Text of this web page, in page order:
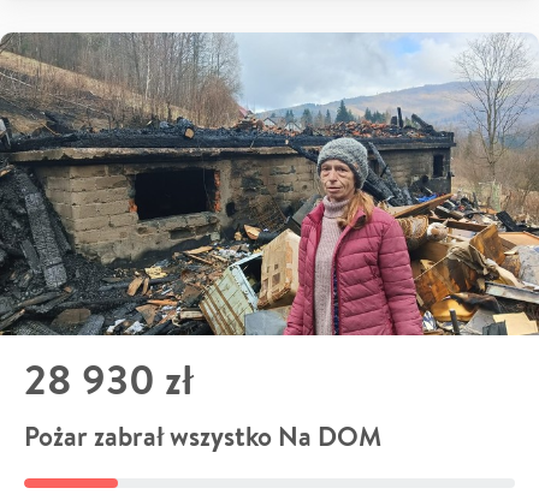
28 930 zł
Pożar zabrał wszystko Na DOM